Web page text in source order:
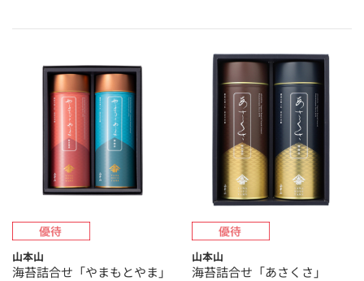
山本山
海苔詰合せ「やまもとやま」
山本山
海苔詰合せ「あさくさ」